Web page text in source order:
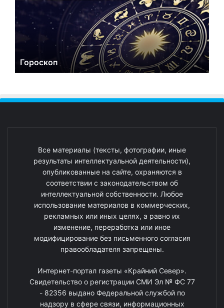
Гороскоп
Все материалы (тексты, фотографии, иные
результаты интеллектуальной деятельности),
опубликованные на сайте, охраняются в
соответствии с законодательством об
интеллектуальной собственности. Любое
использование материалов в коммерческих,
рекламных или иных целях, а равно их
изменение, переработка или иное
модифицирование без письменного согласия
правообладателя запрещены.
Интернет-портал газеты «Крайний Север».
Свидетельство о регистрации СМИ Эл № ФС 77
- 82356 выдано Федеральной службой по
надзору в сфере связи, информационных